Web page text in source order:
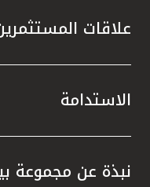
علاقات
الاستدامة
نبذة عن مجموعة